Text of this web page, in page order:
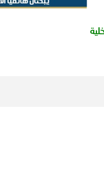
بيان صادر عن الأمانة